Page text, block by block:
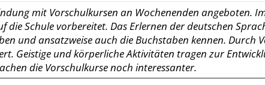
mit Vorschulkursen an Wochenenden angeboten.
die Schule vorbereitet. Das Erlernen der deutschen
und ansatzweise auch die Buchstaben kennen.
Geistige und körperliche Aktivitäten tragen zur
die Vorschulkurse noch interessanter.